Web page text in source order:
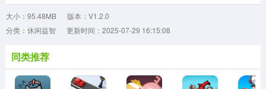
大小：95.48MB
版本：V1.2.0
分类：休闲益智
更新时间：2025-07-29 16:15:08
同类推荐